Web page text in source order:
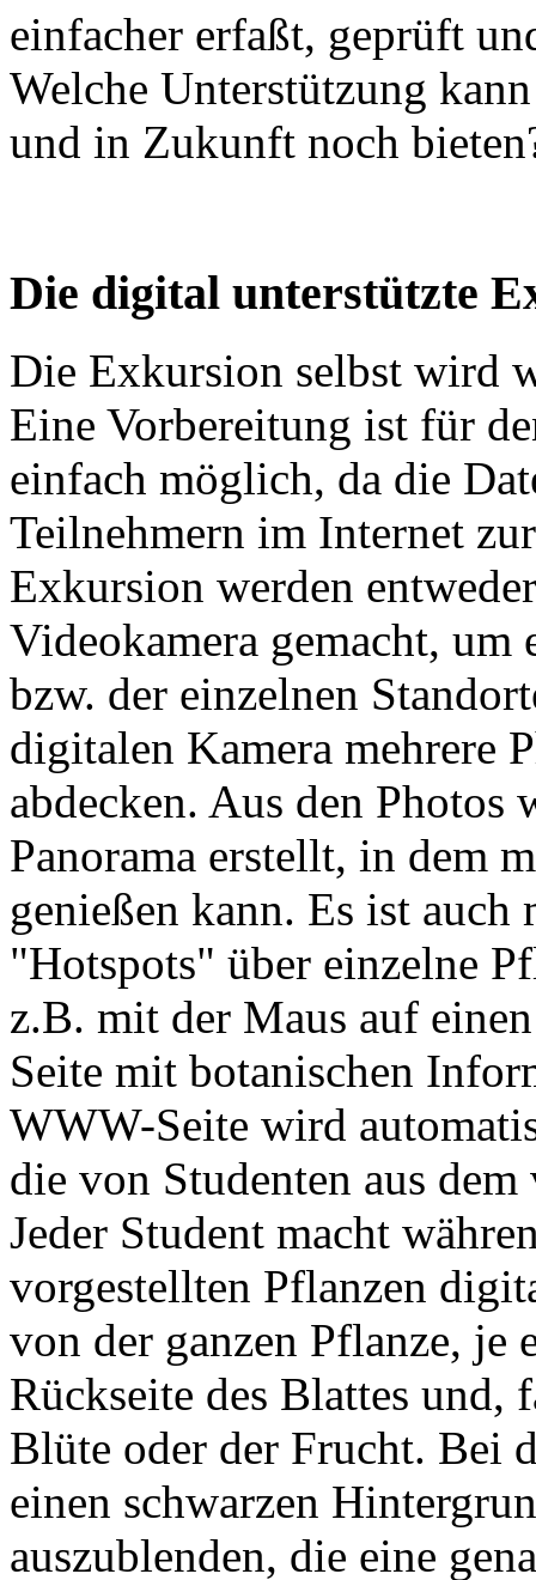
einfacher erfaßt, geprüft
Welche Unterstützung
und in Zukunft noch
Die digital unterstützte
Die Exkursion selbst wird
Eine Vorbereitung ist für
einfach möglich, da die
Teilnehmern im Internet
Exkursion werden
Videokamera gemacht,
bzw. der einzelnen
digitalen Kamera mehrere
abdecken. Aus den
Panorama erstellt, in dem
genießen kann. Es ist
"Hotspots" über einzelne
z.B. mit der Maus auf
Seite mit botanischen
WWW-Seite wird
die von Studenten aus
Jeder Student macht
vorgestellten Pflanzen
von der ganzen Pflanze,
Rückseite des Blattes und,
Blüte oder der Frucht. Bei
einen schwarzen
auszublenden, die eine